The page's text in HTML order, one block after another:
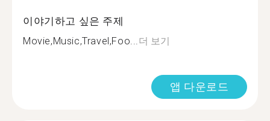
이야기하고 싶은 주제
Movie,Music,Travel,Foo...더 보기
앱 다운로드